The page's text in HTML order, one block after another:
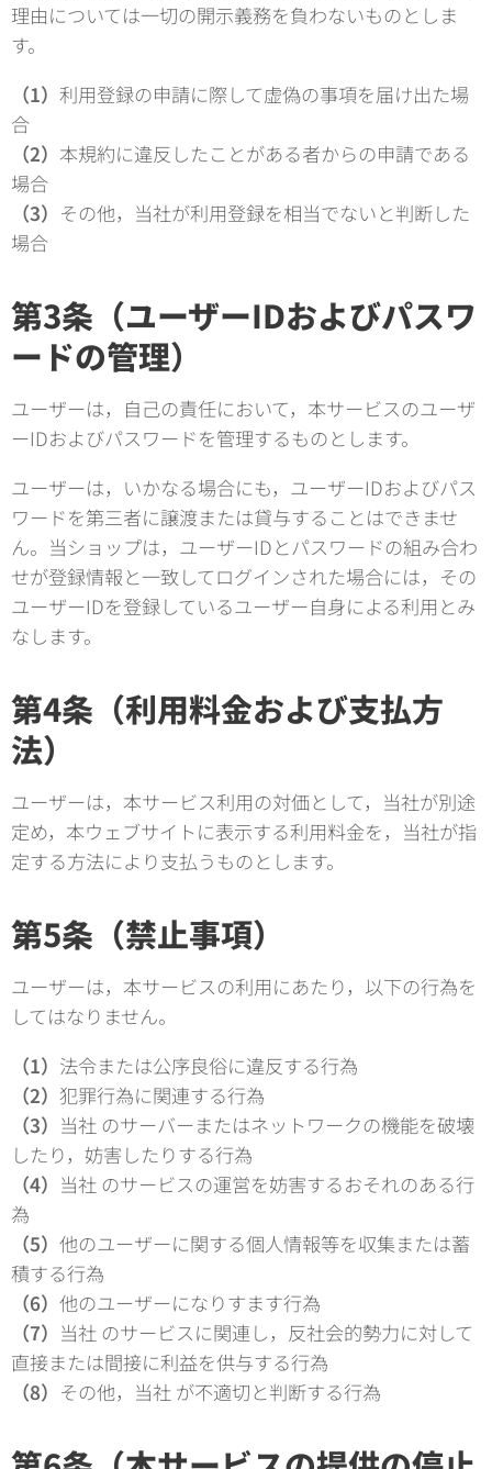
理由については一切の開示義務を負わないものとしま
す。
（1） 利用登録の申請に際して虚偽の事項を届け出た場
合
（2） 本規約に違反したことがある者からの申請である
場合
（3） その他，当社が利用登録を相当でないと判断した
場合
第3条（ユーザーIDおよびパスワ
ードの管理）
ユーザーは，自己の責任において，本サービスのユーザ
ーIDおよびパスワードを管理するものとします。
ユーザーは，いかなる場合にも，ユーザーIDおよびパス
ワードを第三者に譲渡または貸与することはできませ
ん。当ショップは，ユーザーIDとパスワードの組み合わ
せが登録情報と一致してログインされた場合には，その
ユーザーIDを登録しているユーザー自身による利用とみ
なします。
第4条（利用料金および支払方
法）
ユーザーは，本サービス利用の対価として，当社が別途
定め，本ウェブサイトに表示する利用料金を，当社が指
定する方法により支払うものとします。
第5条（禁止事項）
ユーザーは，本サービスの利用にあたり，以下の行為を
してはなりません。
（1） 法令または公序良俗に違反する行為
（2） 犯罪行為に関連する行為
（3） 当社 のサーバーまたはネットワークの機能を破壊
したり，妨害したりする行為
（4） 当社 のサービスの運営を妨害するおそれのある行
為
（5） 他のユーザーに関する個人情報等を収集または蓄
積する行為
（6） 他のユーザーになりすます行為
（7） 当社 のサービスに関連し，反社会的勢力に対して
直接または間接に利益を供与する行為
（8） その他，当社 が不適切と判断する行為